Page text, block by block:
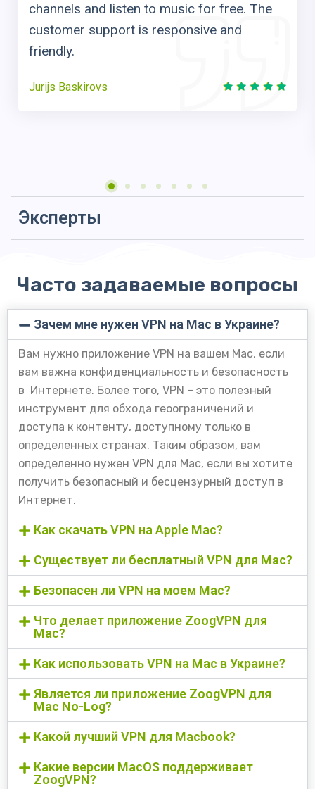
channels and listen to music for free. The
customer support is responsive and
friendly.
Jurijs Baskirovs
Эксперты
Часто задаваемые вопросы
Зачем мне нужен VPN на Mac в Украине?
Вам нужно приложение VPN на вашем Mac, если
вам важна конфиденциальность и безопасность
в Интернете. Более того, VPN – это полезный
инструмент для обхода геоограничений и
доступа к контенту, доступному только в
определенных странах. Таким образом, вам
определенно нужен VPN для Mac, если вы хотите
получить безопасный и бесцензурный доступ в
Интернет.
Как скачать VPN на Apple Mac?
Существует ли бесплатный VPN для Mac?
Безопасен ли VPN на моем Mac?
Что делает приложение ZoogVPN для
Mac?
Как использовать VPN на Mac в Украине?
Является ли приложение ZoogVPN для
Mac No-Log?
Какой лучший VPN для Macbook?
Какие версии MacOS поддерживает
ZoogVPN?